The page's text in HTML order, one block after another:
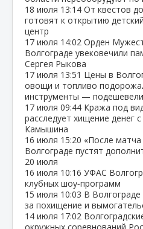
18 июля 13:14 От квестов
готовят к открытию
центр
17 июля 14:02 Орден
Волгограде увековечили
Сергея Рыкова
17 июля 13:51 Цены в
овощи и топливо
инструменты — подешевели
17 июля 09:44 Кража под
расследует хищение денег
Камышина
16 июля 15:20 «После
Волгограде пустят
20 июля
16 июля 10:16 УФАС
клубных шоу‑программ
15 июля 10:03 В
за похищение и
14 июля 17:02